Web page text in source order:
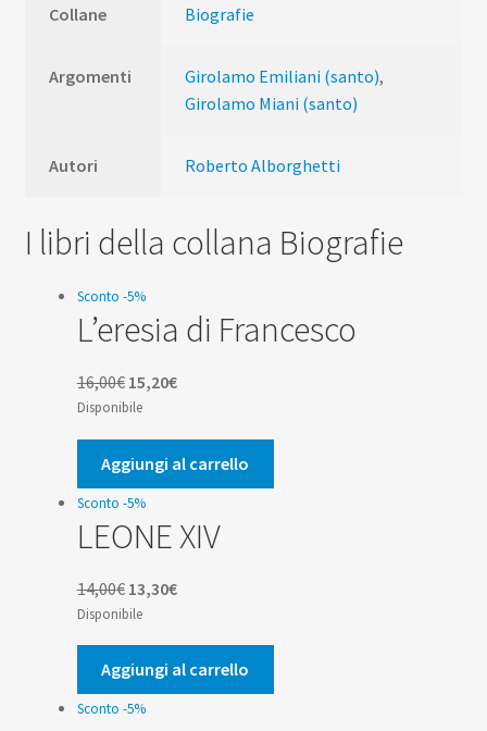
Collane Biografie
Argomenti Girolamo Emiliani (santo),
Girolamo Miani (santo)
Autori Roberto Alborghetti
I libri della collana Biografie
Sconto -5%
L’eresia di Francesco
16,00€ Il
prezzo
originale
era:
16,00€.
15,20€Il
attuale
è:
15,20€.
Disponibile
Aggiungi al carrello
Sconto -5%
LEONE XIV
14,00€ Il
prezzo
originale
era:
14,00€.
13,30€Il
attuale
è:
13,30€.
Disponibile
Aggiungi al carrello
Sconto -5%